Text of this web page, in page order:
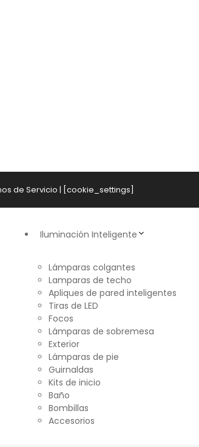
de Servicio | [cookie_settings]
Iluminación Inteligente
Lámparas colgantes
Lamparas de techo
Apliques de pared inteligentes
Tiras de LED
Focos
Lámparas de sobremesa
Exterior
Lámparas de pie
Guirnaldas
Kits de inicio
Baño
Bombillas
Accesorios